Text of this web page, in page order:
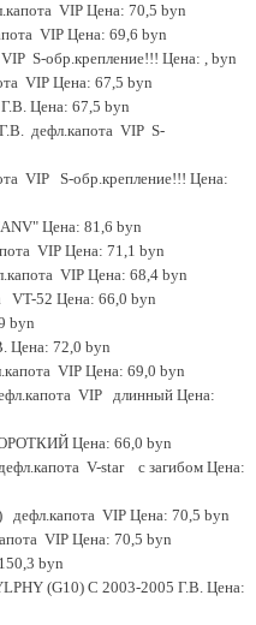
VIP Цена: 70,5 byn
VIP Цена: 69,6 byn
S-обр.крепление!!! Цена: , byn
VIP Цена: 67,5 byn
Цена: 67,5 byn
дефл.капота VIP S-
VIP S-обр.крепление!!! Цена:
Цена: 81,6 byn
VIP Цена: 71,1 byn
VIP Цена: 68,4 byn
VT-52 Цена: 66,0 byn
byn
Цена: 72,0 byn
VIP Цена: 69,0 byn
VIP длинный Цена:
Цена: 66,0 byn
V-star с загибом Цена:
дефл.капота VIP Цена: 70,5 byn
VIP Цена: 70,5 byn
byn
(G10) С 2003-2005 Г.В. Цена: